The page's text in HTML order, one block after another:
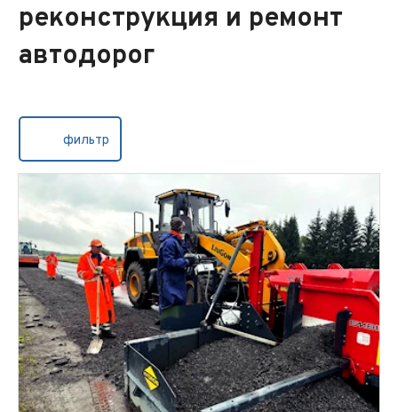
реконструкция и ремонт
автодорог
фильтр